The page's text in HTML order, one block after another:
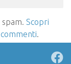
Scopri